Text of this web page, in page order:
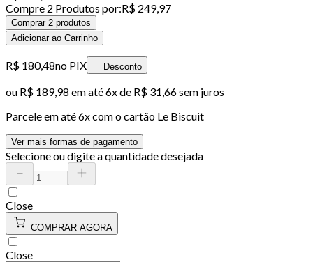
Compre 2 Produtos por:R$ 249,97
Comprar 2 produtos
Adicionar ao Carrinho
R$ 180,48no PIX Desconto
ou R$ 189,98 em até6x de R$ 31,66 sem juros
Parcele em até6x com o cartão Le Biscuit
Ver mais formas de pagamento
Selecione ou digite a quantidade desejada
Close
COMPRAR AGORA
Close